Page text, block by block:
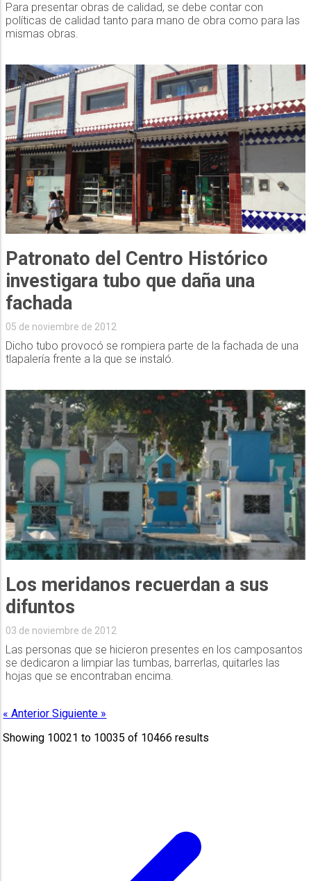
Para presentar obras de calidad, se debe contar con
políticas de calidad tanto para mano de obra como para las
mismas obras.
Patronato del Centro Histórico
investigara tubo que daña una
fachada
05 de noviembre de 2012
Dicho tubo provocó se rompiera parte de la fachada de una
tlapalería frente a la que se instaló.
Los meridanos recuerdan a sus
difuntos
03 de noviembre de 2012
Las personas que se hicieron presentes en los camposantos
se dedicaron a limpiar las tumbas, barrerlas, quitarles las
hojas que se encontraban encima.
« AnteriorSiguiente »
Showing 10021 to 10035 of 10466 results